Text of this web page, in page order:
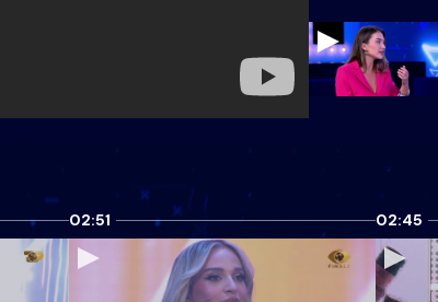
02:51 02:45